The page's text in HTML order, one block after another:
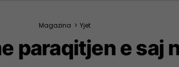
Magazina > Yjet
paraqitjen e saj